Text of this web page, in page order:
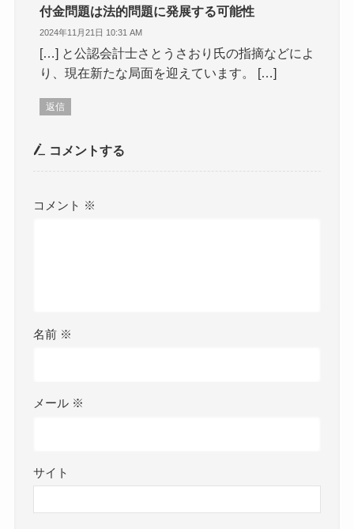
付金問題は法的問題に発展する可能性
2024年11月21日 10:31 AM
[…] と公認会計士さとうさおり氏の指摘などによ
り、現在新たな局面を迎えています。 […]
返信
コメントする
コメント ※
名前 ※
メール ※
サイト